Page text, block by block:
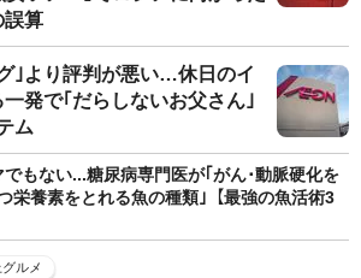
誤算
｣より評判が悪い…休日のイ
発で｢だらしないお父さん｣
ム
もない...糖尿病専門医が｢がん･動脈硬化を
栄養素をとれる魚の種類｣【最強の魚活術3
ルメ